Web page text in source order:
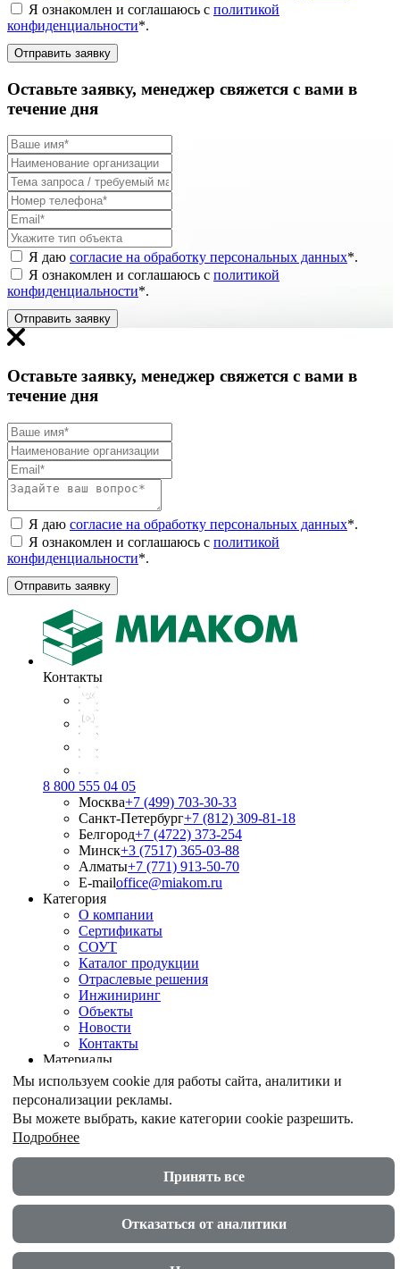
Я ознакомлен и соглашаюсь с политикой
конфиденциальности*.
Отправить заявку
Оставьте заявку, менеджер свяжется с вами в
течение дня
Я даю согласие на обработку персональных данных*.
Я ознакомлен и соглашаюсь с политикой
конфиденциальности*.
Отправить заявку
Оставьте заявку, менеджер свяжется с вами в
течение дня
Я даю согласие на обработку персональных данных*.
Я ознакомлен и соглашаюсь с политикой
конфиденциальности*.
Отправить заявку
Контакты
8 800 555 04 05
Москва+7 (499) 703-30-33
Санкт-Петербург+7 (812) 309-81-18
Белгород+7 (4722) 373-254
Минск+3 (7517) 365-03-88
Алматы+7 (771) 913-50-70
E-mailoffice@miakom.ru
Категория
О компании
Сертификаты
СОУТ
Каталог продукции
Отраслевые решения
Инжиниринг
Объекты
Новости
Контакты
Материалы
Армирование грунтов
Армирование асфальтобетона
Геомембрана
Шпунт ПВХ
Дренажные геокомпозиты
Противоэрозионные маты
Акустические экраны
© ООО "МИАКОМ СПБ" 2026
Политика в области защиты и обработки персональных
Реквизиты
Мы используем cookie для работы сайта, аналитики и
персонализации рекламы.
Вы можете выбрать, какие категории cookie разрешить.
Подробнее
Принять все
Отказаться от аналитики